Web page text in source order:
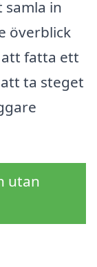
in
överblick
fatta ett
ta steget
utan